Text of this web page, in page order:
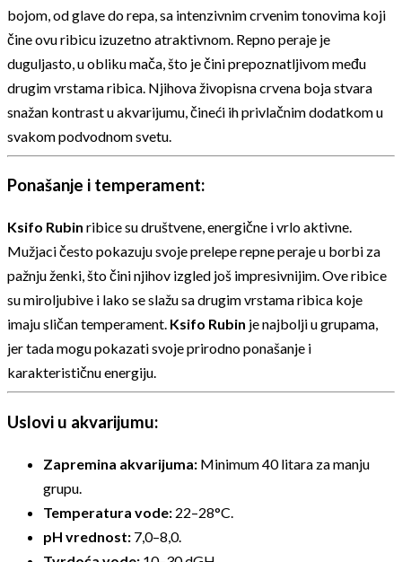
bojom, od glave do repa, sa intenzivnim crvenim tonovima koji
čine ovu ribicu izuzetno atraktivnom. Repno peraje je
duguljasto, u obliku mača, što je čini prepoznatljivom među
drugim vrstama ribica. Njihova živopisna crvena boja stvara
snažan kontrast u akvarijumu, čineći ih privlačnim dodatkom u
svakom podvodnom svetu.
Ponašanje i temperament:
Ksifo Rubin ribice su društvene, energične i vrlo aktivne.
Mužjaci često pokazuju svoje prelepe repne peraje u borbi za
pažnju ženki, što čini njihov izgled još impresivnijim. Ove ribice
su miroljubive i lako se slažu sa drugim vrstama ribica koje
imaju sličan temperament. Ksifo Rubin je najbolji u grupama,
jer tada mogu pokazati svoje prirodno ponašanje i
karakterističnu energiju.
Uslovi u akvarijumu:
Zapremina akvarijuma: Minimum 40 litara za manju
grupu.
Temperatura vode: 22–28°C.
pH vrednost: 7,0–8,0.